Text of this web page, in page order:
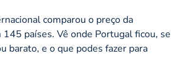
comparou o preço da
países. Vê onde Portugal ficou, se
barato, e o que podes fazer para